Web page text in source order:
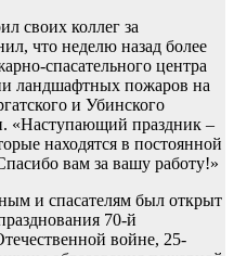
своих коллег за
что неделю назад более
спасательного центра
ландшафтных пожаров на
и Убинского
«Наступающий праздник –
находятся в постоянной
вам за вашу работу!»
и спасателям был открыт
70-й
войне, 25-